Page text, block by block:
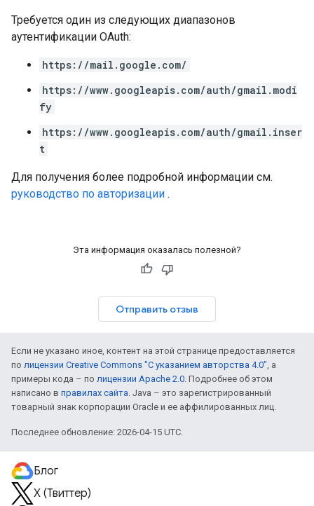
Требуется один из следующих диапазонов
аутентификации OAuth:
https://mail.google.com/
https://www.googleapis.com/auth/gmail.modi
fy
https://www.googleapis.com/auth/gmail.inser
t
Для получения более подробной информации см.
руководство по авторизации .
Эта информация оказалась полезной?
Отправить отзыв
Если не указано иное, контент на этой странице предоставляется
по лицензии Creative Commons "С указанием авторства 4.0", а
примеры кода – по лицензии Apache 2.0. Подробнее об этом
написано в правилах сайта. Java – это зарегистрированный
товарный знак корпорации Oracle и ее аффилированных лиц.
Последнее обновление: 2026-04-15 UTC.
Блог
X (Твиттер)